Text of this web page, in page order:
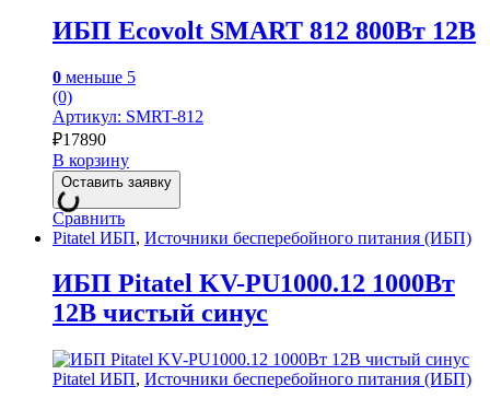
ИБП Ecovolt SMART 812 800Вт 12В
0 меньше 5
(0)
Артикул: SMRT-812
₽17890
В корзину
Оставить заявку
Сравнить
Pitatel ИБП, Источники бесперебойного питания (ИБП)
ИБП Pitatel KV-PU1000.12 1000Вт
12В чистый синус
Pitatel ИБП, Источники бесперебойного питания (ИБП)